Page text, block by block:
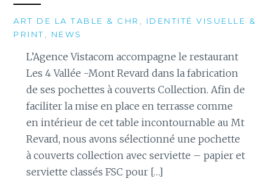
ART DE LA TABLE & CHR
IDENTITÉ VISUELLE &
PRINT
NEWS
L’Agence Vistacom accompagne le restaurant
Les 4 Vallée -Mont Revard dans la fabrication
de ses pochettes à couverts Collection. Afin de
faciliter la mise en place en terrasse comme
en intérieur de cet table incontournable au Mt
Revard, nous avons sélectionné une pochette
à couverts collection avec serviette – papier et
serviette classés FSC pour […]